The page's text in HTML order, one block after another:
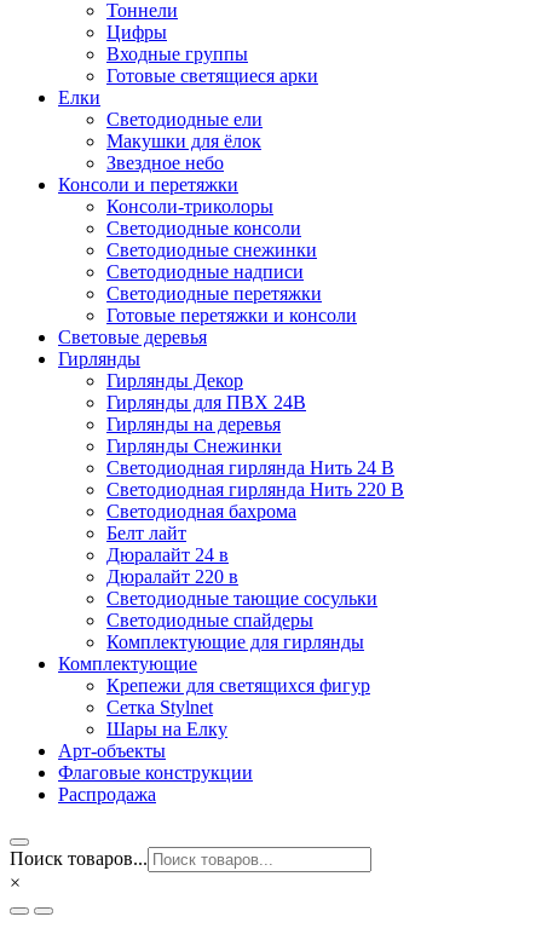
Тоннели
Цифры
Входные группы
Готовые светящиеся арки
Елки
Светодиодные ели
Макушки для ёлок
Звездное небо
Консоли и перетяжки
Консоли-триколоры
Светодиодные консоли
Светодиодные снежинки
Светодиодные надписи
Светодиодные перетяжки
Готовые перетяжки и консоли
Световые деревья
Гирлянды
Гирлянды Декор
Гирлянды для ПВХ 24В
Гирлянды на деревья
Гирлянды Снежинки
Светодиодная гирлянда Нить 24 В
Светодиодная гирлянда Нить 220 В
Светодиодная бахрома
Белт лайт
Дюралайт 24 в
Дюралайт 220 в
Светодиодные тающие сосульки
Светодиодные спайдеры
Комплектующие для гирлянды
Комплектующие
Крепежи для светящихся фигур
Сетка Stylnet
Шары на Елку
Арт-объекты
Флаговые конструкции
Распродажа
Поиск товаров...
×